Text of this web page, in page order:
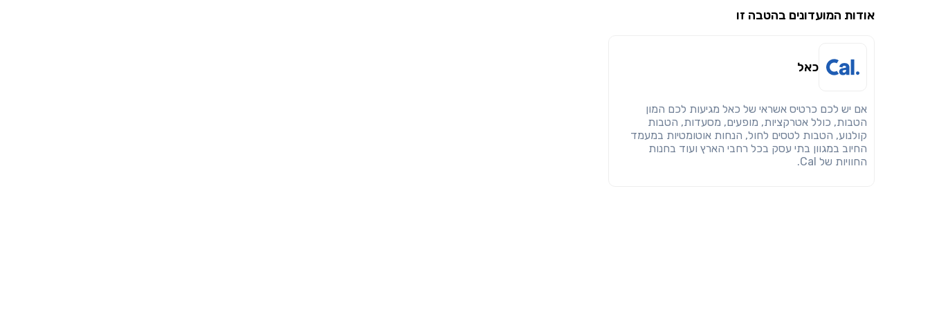
אודות המועדונים בהטבה זו
כאל
אם יש לכם כרטיס אשראי של כאל מגיעות לכם המון
הטבות, כולל אטרקציות, מופעים, מסעדות, הטבות
קולנוע, הטבות לטסים לחול, הנחות אוטומטיות במעמד
החיוב במגוון בתי עסק בכל רחבי הארץ ועוד בחנות
החוויות של Cal.